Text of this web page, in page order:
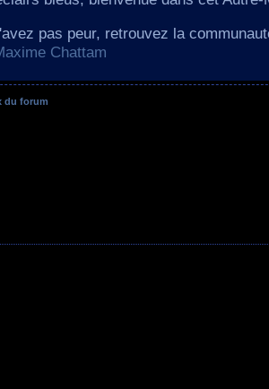
pas peur, retrouvez la
Chattam
du forum